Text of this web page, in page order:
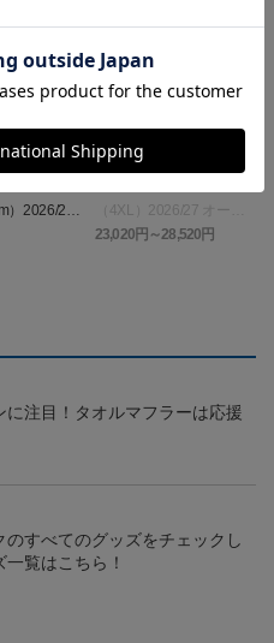
）2026/27
ーム FP1s
（4XL）2026/27 オーセ
ンティックユニフォーム
FP 1st
23,020円～28,520円
に注目！タオルマフラーは応援
のすべてのグッズをチェックし
覧はこちら！